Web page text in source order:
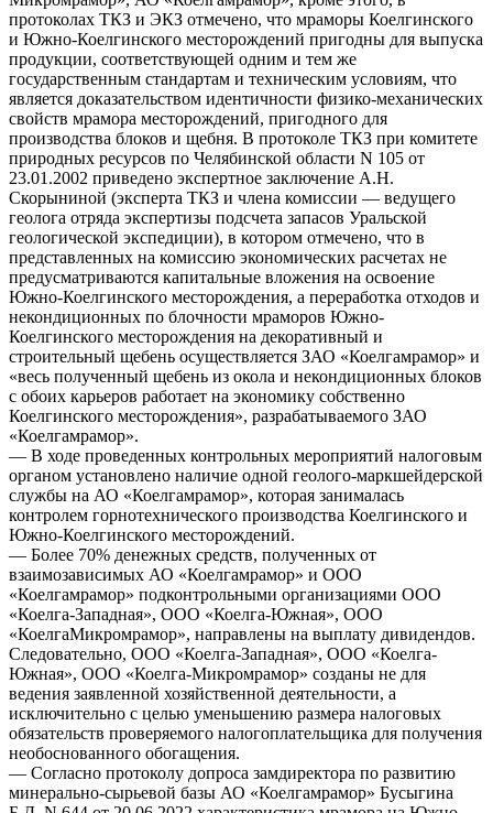
протоколах ТКЗ и ЭКЗ отмечено, что мраморы Коелгинского
и Южно-Коелгинского месторождений пригодны для выпуска
продукции, соответствующей одним и тем же
государственным стандартам и техническим условиям, что
является доказательством идентичности физико-механических
свойств мрамора месторождений, пригодного для
производства блоков и щебня. В протоколе ТКЗ при комитете
природных ресурсов по Челябинской области N 105 от
23.01.2002 приведено экспертное заключение А.Н.
Скорыниной (эксперта ТКЗ и члена комиссии — ведущего
геолога отряда экспертизы подсчета запасов Уральской
геологической экспедиции), в котором отмечено, что в
представленных на комиссию экономических расчетах не
предусматриваются капитальные вложения на освоение
Южно-Коелгинского месторождения, а переработка отходов и
некондиционных по блочности мраморов Южно-
Коелгинского месторождения на декоративный и
строительный щебень осуществляется ЗАО «Коелгамрамор» и
«весь полученный щебень из окола и некондиционных блоков
с обоих карьеров работает на экономику собственно
Коелгинского месторождения», разрабатываемого ЗАО
«Коелгамрамор».
— В ходе проведенных контрольных мероприятий налоговым
органом установлено наличие одной геолого-маркшейдерской
службы на АО «Коелгамрамор», которая занималась
контролем горнотехнического производства Коелгинского и
Южно-Коелгинского месторождений.
— Более 70% денежных средств, полученных от
взаимозависимых АО «Коелгамрамор» и ООО
«Коелгамрамор» подконтрольными организациями ООО
«Коелга-Западная», ООО «Коелга-Южная», ООО
«КоелгаМикромрамор», направлены на выплату дивидендов.
Следовательно, ООО «Коелга-Западная», ООО «Коелга-
Южная», ООО «Коелга-Микромрамор» созданы не для
ведения заявленной хозяйственной деятельности, а
исключительно с целью уменьшению размера налоговых
обязательств проверяемого налогоплательщика для получения
необоснованного обогащения.
— Согласно протоколу допроса замдиректора по развитию
минерально-сырьевой базы АО «Коелгамрамор» Бусыгина